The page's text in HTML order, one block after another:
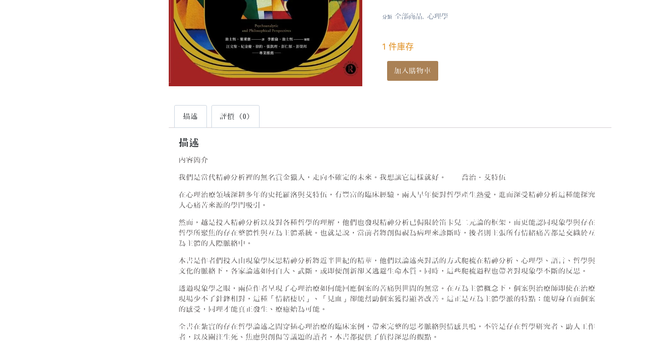
分類 全部商品,心理學
1 件庫存
加入購物車
描述 評價 (0)
描述
內容簡介
我們是當代精神分析裡的無名賞金獵人，走向不確定的未來。我想讓它這樣就好。──喬治．艾特伍
在心理治療領域深耕多年的史托羅洛與艾特伍，有豐富的臨床經驗，兩人早年便對哲學產生熱愛，進而深受精神分析這種能探究
人心痛苦來源的學門吸引。
然而，越是投入精神分析以及對各種哲學的理解，他們也發現精神分析已侷限於笛卡兒二元論的框架，而更能認同現象學與存在
哲學所聚焦的存在整體性與互為主體系統。也就是說，當前者將創傷視為病理來診斷時，後者則主張所有情緒痛苦都是交織於互
為主體的人際脈絡中。
本書是作者們投入由現象學反思精神分析將近半世紀的精華，他們以論述夾對話的方式爬梳在精神分析、心理學、語言、哲學與
文化的脈絡下，各家論述如何自大、武斷，或即便創新卻又逃避生命本質。同時，這些爬梳過程也帶著對現象學不斷的反思。
透過現象學之眼，兩位作者呈現了心理治療如何能回應個案的苦痛與世間的無常。在互為主體概念下，個案與治療師即使在治療
現場少不了針鋒相對，這種「情緒棲居」、「見血」卻能幫助個案獲得顯著改善。這正是互為主體學派的特點：能切身直面個案
的感受，同理才能真正發生、療癒始為可能。
全書在紮實的存在哲學論述之間穿插心理治療的臨床案例，帶來完整的思考脈絡與情感共鳴，不管是存在哲學研究者、助人工作
者，以及關注生死、焦慮與創傷等議題的讀者，本書都提供了值得深思的觀點。